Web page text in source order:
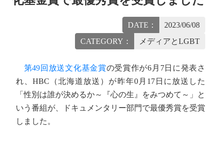
DATE：
2023/06/08
CATEGORY：
メディアとLGBT
第49回放送文化基金賞の受賞作が6月7日に発表さ
れ、HBC（北海道放送）が昨年0月17日に放送した
「性別は誰が決めるか～『心の生』をみつめて～」と
いう番組が、ドキュメンタリー部門で最優秀賞を受賞
しました。